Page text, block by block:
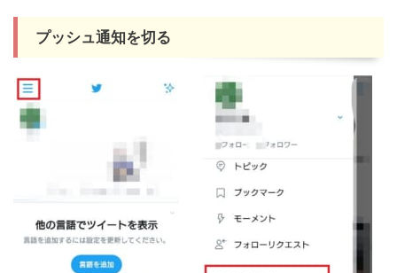
プッシュ通知を切る